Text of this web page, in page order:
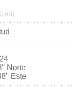
mi)
Norte
Este